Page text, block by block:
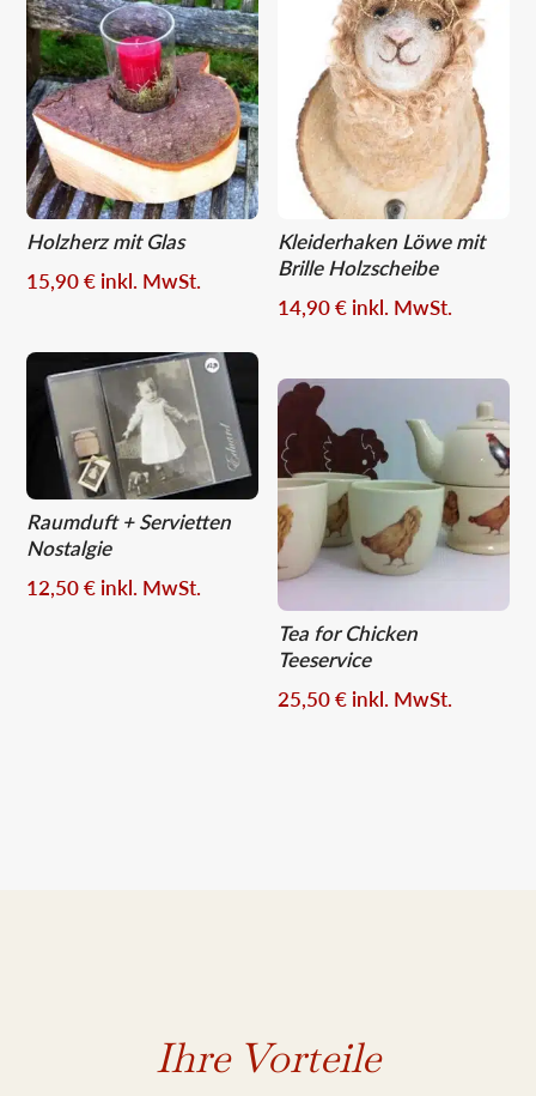
Holzherz mit Glas
15,90€ inkl. MwSt.
Kleiderhaken Löwe mit
Brille Holzscheibe
14,90€ inkl. MwSt.
Raumduft + Servietten
Nostalgie
12,50€ inkl. MwSt.
Tea for Chicken
Teeservice
25,50€ inkl. MwSt.
Ihre Vorteile